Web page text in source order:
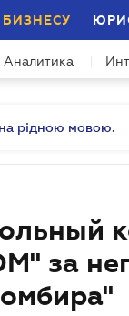
БИЗНЕСУ
Аналитика
рідною мовою.
за